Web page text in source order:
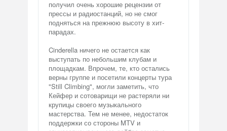
получил очень хорошие рецензии от
прессы и радиостанций, но не смог
подняться на прежнюю высоту в хит-
парадах.
Cinderella ничего не остается как
выступать по небольшим клубам и
площадкам. Впрочем, те, кто остались
верны группе и посетили концерты тура
"Still Climbing", могли заметить, что
Кейфер и сотоварищи не растеряли ни
крупицы своего музыкального
мастерства. Тем не менее, недостаток
поддержки со стороны MTV и